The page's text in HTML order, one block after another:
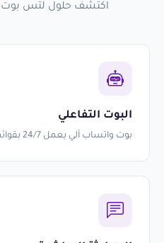
اكتشف حلول لتس بوت
البوت التفاعلي
بوت واتساب آلي يعمل 24/7 بقوائم متفرعة